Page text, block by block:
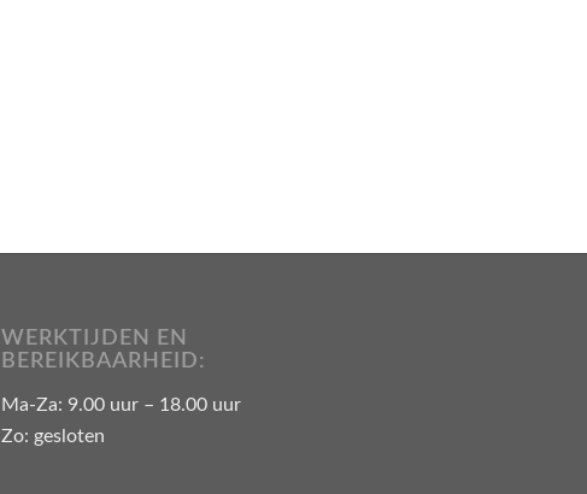
WERKTIJDEN EN
BEREIKBAARHEID:
Ma-Za: 9.00 uur – 18.00 uur
Zo: gesloten